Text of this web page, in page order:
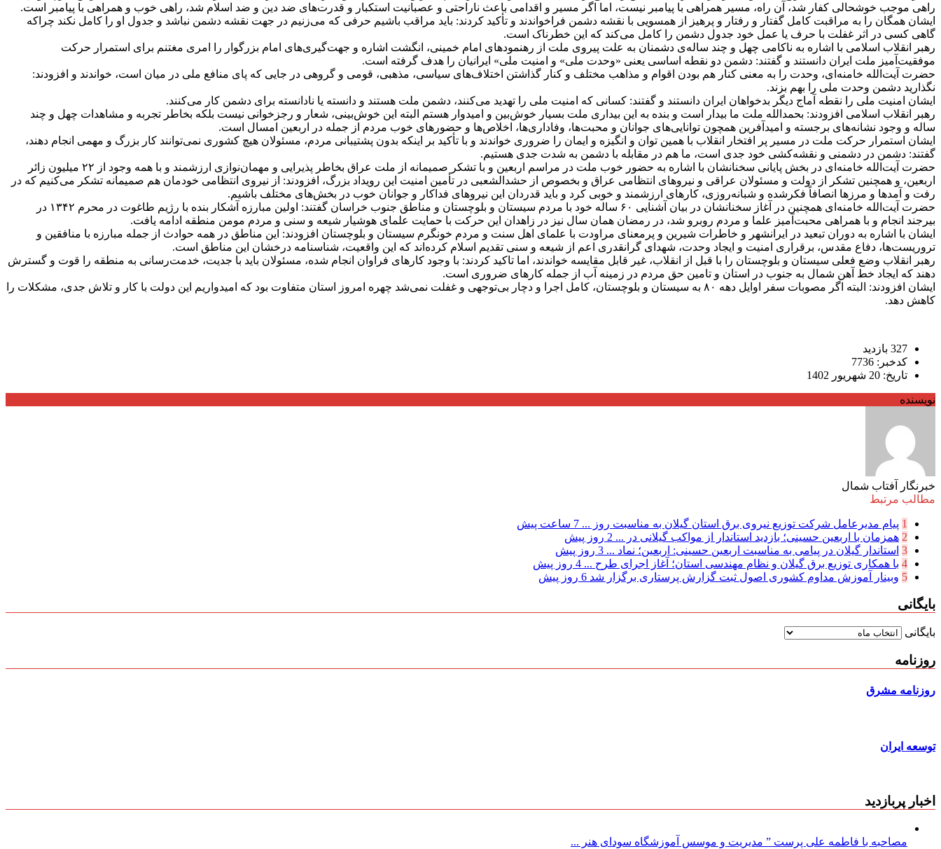
راهی موجب خوشحالی کفار شد، آن راه، مسیر همراهی با پیامبر نیست، اما اگر مسیر و اقدامی باعث ناراحتی و عصبانیت استکبار و قدرت‌های ضد دین و ضد اسلام شد، راهی خوب و همراهی با پیامبر است.
ایشان همگان را به مراقبت کامل گفتار و رفتار و پرهیز از همسویی با نقشه دشمن فراخواندند و تأکید کردند: باید مراقب باشیم حرفی که می‌زنیم در جهت نقشه دشمن نباشد و جدول او را کامل نکند چراکه
گاهی کسی در اثر غفلت با حرف یا عمل خود جدول دشمن را کامل می‌کند که این خطرناک است.
رهبر انقلاب اسلامی با اشاره به ناکامی چهل و چند ساله‌ی دشمنان به علت پیروی ملت از رهنمود‌های امام خمینی، انگشت اشاره و جهت‌گیری‌های امام بزرگوار را امری مغتنم برای استمرار حرکت
موفقیت‌آمیز ملت ایران دانستند و گفتند: دشمن دو نقطه اساسی یعنی «وحدت ملی» و امنیت ملی» ایرانیان را هدف گرفته است.
حضرت آیت‌الله خامنه‌ای، وحدت را به معنی کنار هم بودن اقوام و مذاهب مختلف و کنار گذاشتن اختلاف‌های سیاسی، مذهبی، قومی و گروهی در جایی که پای منافع ملی در میان است، خواندند و افزودند:
نگذارید دشمن وحدت ملی را بهم بزند.
ایشان امنیت ملی را نقطه آماج دیگر بدخواهان ایران دانستند و گفتند: کسانی که امنیت ملی را تهدید می‌کنند، دشمن ملت هستند و دانسته یا نادانسته برای دشمن کار می‌کنند.
رهبر انقلاب اسلامی افزودند: بحمدالله ملت ما بیدار است و بنده به این بیداری ملت بسیار خوش‌بین و امیدوار هستم البته این خوش‎‌بینی، شعار و رجزخوانی نیست بلکه بخاطر تجربه و مشاهدات چهل و چند
ساله و وجود نشانه‌های برجسته و امیدآفرین همچون توانایی‌های جوانان و محبت‌ها، وفاداری‌ها، اخلاص‌ها و حضور‌های خوب مردم از جمله در اربعین امسال است.
ایشان استمرار حرکت ملت در مسیر پر افتخار انقلاب با همین توان و انگیزه و ایمان را ضروری خواندند و با تأکید بر اینکه بدون پشتیبانی مردم، مسئولان هیچ کشوری نمی‌توانند کار بزرگ و مهمی انجام دهند،
گفتند: دشمن در دشمنی و نقشه‌کشی خود جدی است، ما هم در مقابله با دشمن به شدت جدی هستیم.
حضرت آیت‌الله خامنه‌ای در بخش پایانی سخنانشان با اشاره به حضور خوب ملت در مراسم اربعین و با تشکر صمیمانه از ملت عراق بخاطر پذیرایی و مهمان‌نوازی ارزشمند و با همه وجود از ۲۲ میلیون زائر
اربعین، و همچنین تشکر از دولت و مسئولان عراقی و نیرو‌های انتظامی عراق و بخصوص از حشدالشعبی در تأمین امنیت این رویداد بزرگ، افزودند: از نیروی انتظامی خودمان هم صمیمانه تشکر می‌کنیم که در
رفت و آمد‌ها و مرز‌ها انصافاً فکرشده و شبانه‌روزی، کار‌های ارزشمند و خوبی کرد و باید قدردان این نیرو‌های فداکار و جوانان خوب در بخش‌های مختلف باشیم.
حضرت آیت‌الله خامنه‌ای همچنین در آغاز سخنانشان در بیان آشنایی ۶۰ ساله خود با مردم سیستان و بلوچستان و مناطق جنوب خراسان گفتند: اولین مبارزه آشکار بنده با رژیم طاغوت در محرم ۱۳۴۲ در
بیرجند انجام و با همراهی محبت‌آمیز علما و مردم روبرو شد، در رمضان همان سال نیز در زاهدان این حرکت با حمایت علمای هوشیار شیعه و سنی و مردم مومن منطقه ادامه یافت.
ایشان با اشاره به دوران تبعید در ایرانشهر و خاطرات شیرین و پرمعنای مراودت با علمای اهل سنت و مردم خونگرم سیستان و بلوچستان افزودند: این مناطق در همه حوادث از جمله مبارزه با منافقین و
تروریست‌ها، دفاع مقدس، برقراری امنیت و ایجاد وحدت، شهدای گرانقدری اعم از شیعه و سنی تقدیم اسلام کرده‌اند که این واقعیت، شناسنامه درخشان این مناطق است.
رهبر انقلاب وضع فعلی سیستان و بلوچستان را با قبل از انقلاب، غیر قابل مقایسه خواندند، اما تاکید کردند: با وجود کار‌های فراوان انجام شده، مسئولان باید با جدیت، خدمت‌رسانی به منطقه را قوت و گسترش
دهند که ایجاد خط آهن شمال به جنوب در استان و تامین حق مردم در زمینه آب از جمله کار‌های ضروری است.
ایشان افزودند: البته اگر مصوبات سفر اوایل دهه ۸۰ به سیستان و بلوچستان، کامل اجرا و دچار بی‌توجهی و غفلت نمی‌شد چهره امروز استان متفاوت بود که امیدواریم این دولت با کار و تلاش جدی، مشکلات را
کاهش دهد.
327 بازدید
کدخبر: 7736
تاریخ: 20 شهریور 1402
نویسنده
خبرنگار آفتاب شمال
مطالب مرتبط
1 پیام مدیرعامل شركت توزیع نیروی برق استان گیلان به مناسبت روز ... 7 ساعت پیش
2 همزمان با اربعین حسینی؛ بازدید استاندار از مواکب گیلانی در ... 2 روز پیش
3 استاندار گیلان در پیامی به مناسبت اربعین حسینی: اربعین؛ نماد ... 3 روز پیش
4 با همکاری توزیع برق گیلان و نظام مهندسی استان؛ آغاز اجرای طرح ... 4 روز پیش
5 وبینار آموزش مداوم کشوری اصول ثبت گزارش پرستاری برگزار شد 6 روز پیش
بایگانی
بایگانی
روزنامه
روزنامه مشرق
توسعه ایران
اخبار پربازدید
مصاحبه با فاطمه علی پرست ” مدیریت و موسس آموزشگاه سودای هنر ...